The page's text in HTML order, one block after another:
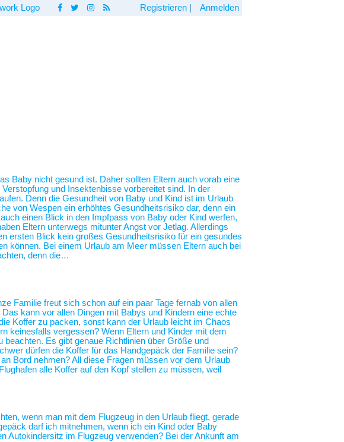
Registrieren Anmelden
Baby nicht gesund ist. Daher sollten Eltern auch vorab eine
und Insektenbisse vorbereitet sind. In der
Denn die Gesundheit von Baby und Kind ist im Urlaub
von Wespen ein erhöhtes Gesundheitsrisiko dar, denn ein
einen Blick in den Impfpass von Baby oder Kind werfen,
Eltern unterwegs mitunter Angst vor Jetlag. Allerdings
ersten Blick kein großes Gesundheitsrisiko für ein gesundes
können. Bei einem Urlaub am Meer müssen Eltern auch bei
denn die…
Familie freut sich schon auf ein paar Tage fernab von allen
kann vor allen Dingen mit Babys und Kindern eine echte
Koffer zu packen, sonst kann der Urlaub leicht im Chaos
keinesfalls vergessen? Wenn Eltern und Kinder mit dem
Es gibt genaue Richtlinien über Größe und
dürfen die Koffer für das Handgepäck der Familie sein?
Bord nehmen? All diese Fragen müssen vor dem Urlaub
alle Koffer auf den Kopf stellen zu müssen, weil
wenn man mit dem Flugzeug in den Urlaub fliegt, gerade
darf ich mitnehmen, wenn ich ein Kind oder Baby
Autokindersitz im Flugzeug verwenden? Bei der Ankunft am